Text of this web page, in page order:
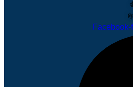
Facebook-f